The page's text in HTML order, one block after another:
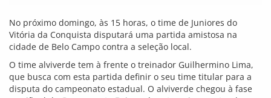
programação moderna tocando desde os clássicos do POP,
MPB a atual musica popular brasileira.
Sintonize e ouça o melhor da música brasileira!